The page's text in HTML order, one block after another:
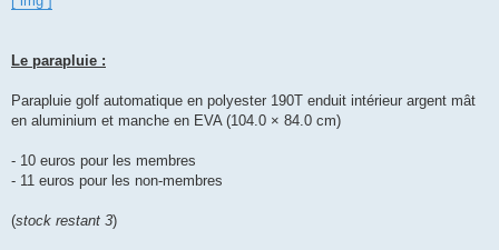
Le parapluie :
Parapluie golf automatique en polyester 190T enduit intérieur argent mât
en aluminium et manche en EVA (104.0 × 84.0 cm)
- 10 euros pour les membres
- 11 euros pour les non-membres
(stock restant 3)